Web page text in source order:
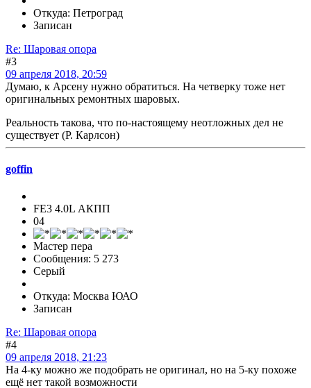
Откуда: Петроград
Записан
Re: Шаровая опора
#3
09 апреля 2018, 20:59
Думаю, к Арсену нужно обратиться. На четверку тоже нет
оригинальных ремонтных шаровых.
Реальность такова, что по-настоящему неотложных дел не
существует (Р. Карлсон)
goffin
FE3 4.0L АКПП
04
Мастер пера
Сообщения: 5 273
Серый
Откуда: Москва ЮАО
Записан
Re: Шаровая опора
#4
09 апреля 2018, 21:23
На 4-ку можно же подобрать не оригинал, но на 5-ку похоже
ещё нет такой возможности